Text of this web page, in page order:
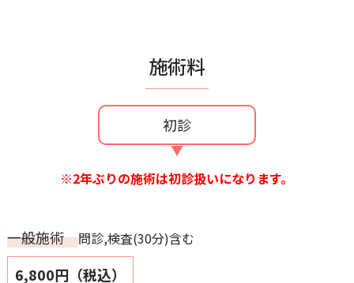
施術料
初診
※2年ぶりの施術は初診扱いになります。
一般施術問診,検査(30分)含む
6,800円（税込）